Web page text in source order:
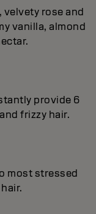
rose and
vanilla, almond
provide 6
frizzy hair.
most stressed